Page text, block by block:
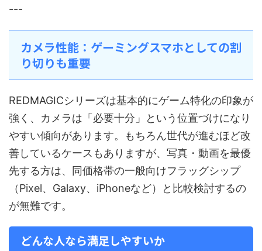
---
カメラ性能：ゲーミングスマホとしての割
り切りも重要
REDMAGICシリーズは基本的にゲーム特化の印象が
強く、カメラは「必要十分」という位置づけになり
やすい傾向があります。もちろん世代が進むほど改
善しているケースもありますが、写真・動画を最優
先する方は、同価格帯の一般向けフラッグシップ
（Pixel、Galaxy、iPhoneなど）と比較検討するの
が無難です。
どんな人なら満足しやすいか